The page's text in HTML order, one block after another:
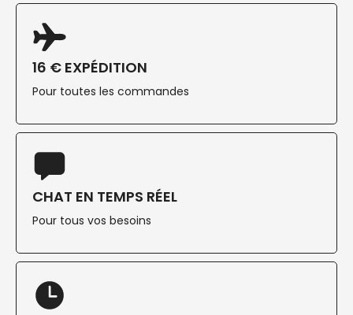
16 € EXPÉDITION
Pour toutes les commandes
CHAT EN TEMPS RÉEL
Pour tous vos besoins